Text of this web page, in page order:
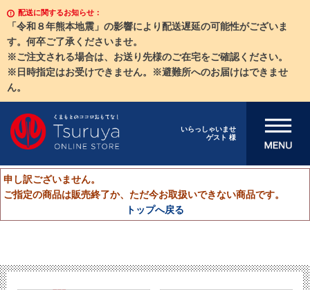
配送に関するお知らせ：
「令和８年熊本地震」の影響により配送遅延の可能性がございま
す。何卒ご了承くださいませ。
※ご注文される場合は、お送り先様のご在宅をご確認ください。
※日時指定はお受けできません。※避難所へのお届けはできませ
ん。
いらっしゃいませ
ゲスト 様
メニューを開
申し訳ございません。
ご指定の商品は販売終了か、ただ今お取扱いできない商品です。
トップへ戻る